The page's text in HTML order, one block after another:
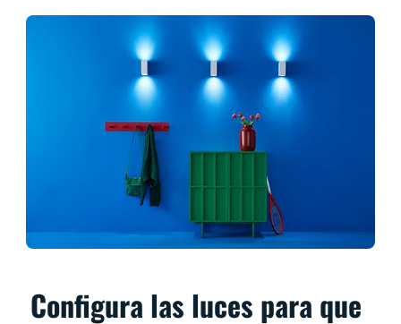
Configura las luces para que